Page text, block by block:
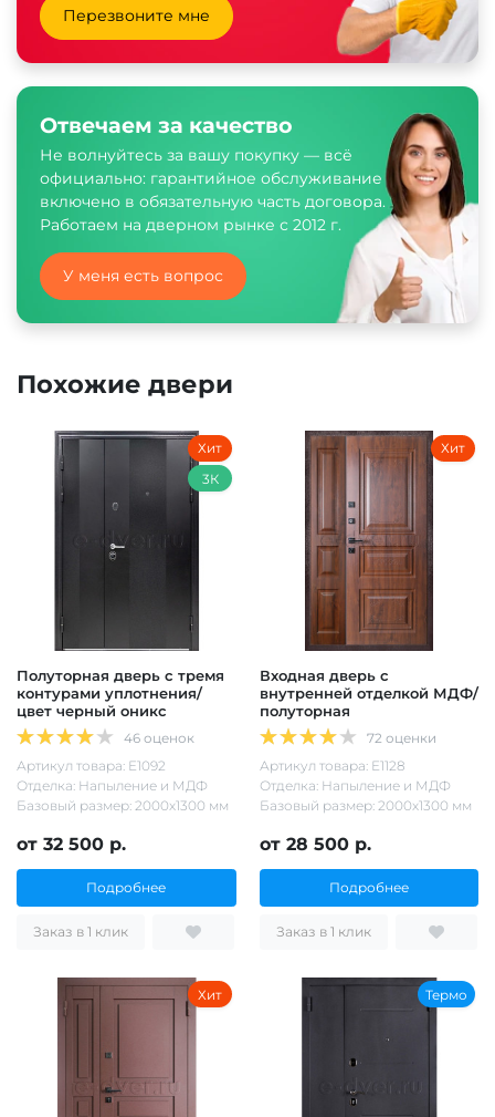
Перезвоните мне
Отвечаем за качество
Не волнуйтесь за вашу покупку — всё
официально: гарантийное обслуживание
включено в обязательную часть договора.
Работаем на дверном рынке с 2012 г.
У меня есть вопрос
Похожие двери
Хит
3К
Полуторная дверь с тремя
контурами уплотнения/
цвет черный оникс
46 оценок
Артикул товара: Е1092
Отделка: Напыление и МДФ
Базовый размер: 2000х1300 мм
от 32 500 р.
Подробнее
Заказ в 1 клик
Хит
Входная дверь с
внутренней отделкой МДФ/
полуторная
72 оценки
Артикул товара: Е1128
Отделка: Напыление и МДФ
Базовый размер: 2000х1300 мм
от 28 500 р.
Подробнее
Заказ в 1 клик
Хит Термо